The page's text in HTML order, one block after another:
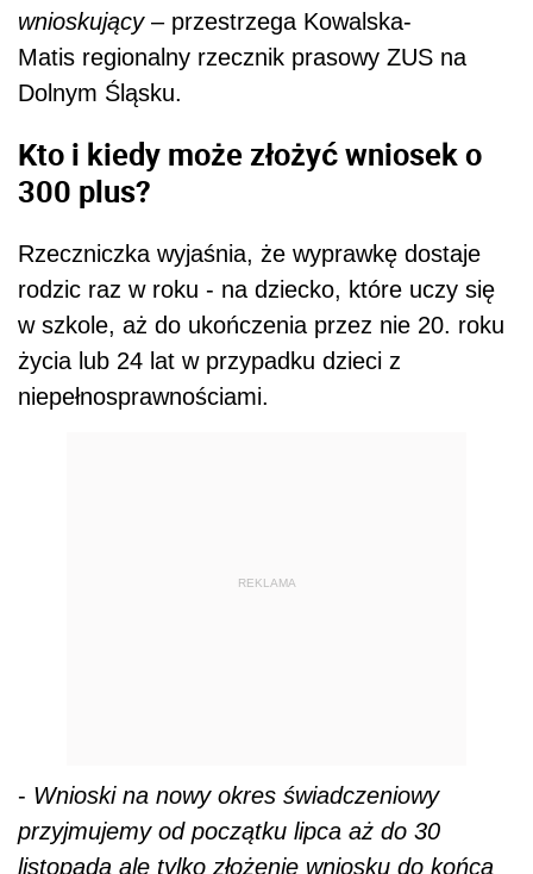
wnioskujący – przestrzega Kowalska-
Matis regionalny rzecznik prasowy ZUS na
Dolnym Śląsku.
Kto i kiedy może złożyć wniosek o
300 plus?
Rzeczniczka wyjaśnia, że wyprawkę dostaje
rodzic raz w roku - na dziecko, które uczy się
w szkole, aż do ukończenia przez nie 20. roku
życia lub 24 lat w przypadku dzieci z
niepełnosprawnościami.
REKLAMA
- Wnioski na nowy okres świadczeniowy
przyjmujemy od początku lipca aż do 30
listopada ale tylko złożenie wniosku do końca